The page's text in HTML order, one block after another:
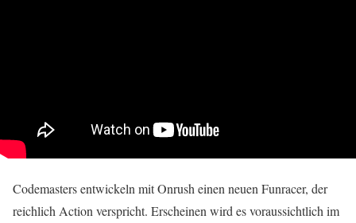
Codemasters entwickeln mit Onrush einen neuen Funracer, der
reichlich Action verspricht. Erscheinen wird es voraussichtlich im